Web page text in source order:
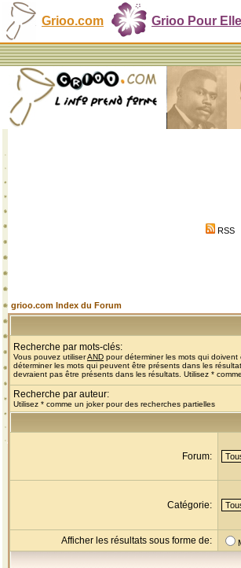
Grioo.com Grioo Pour Elle
RSS
grioo.com Index du Forum
Recherche par mots-clés:
Vous pouvez utiliserAND pour déterminer les mots qui
déterminer les mots qui peuvent être présents dans les
devraient pas être présents dans les résultats. Utilisez *
Recherche par auteur:
Utilisez * comme un joker pour des recherches partielles
Forum:
Catégorie:
Afficher les résultats sous forme de: